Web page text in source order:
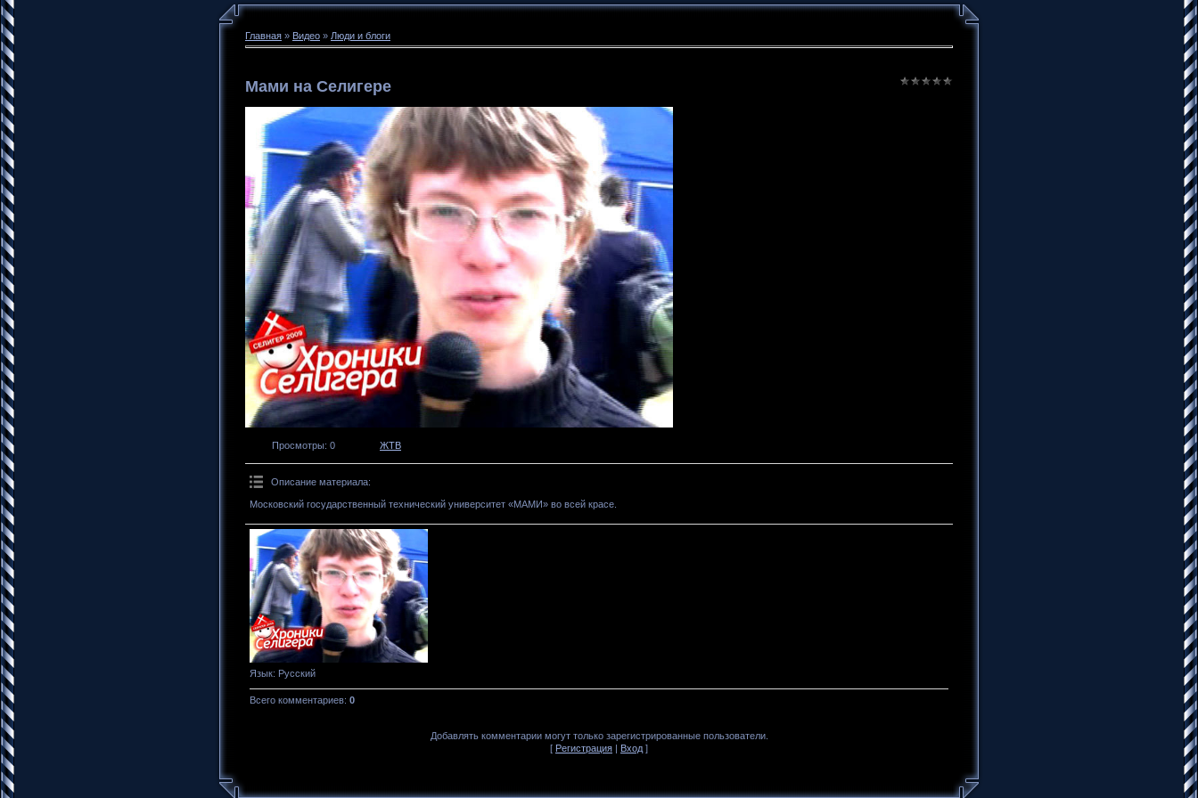
Главная » Видео » Люди и блоги
Мами на Селигере
Просмотры: 0 ЖТВ
Описание материала:
Московский государственный технический университет «МАМИ» во всей красе.
Язык: Русский
Всего комментариев: 0
Добавлять комментарии могут только зарегистрированные пользователи.
[ Регистрация | Вход ]